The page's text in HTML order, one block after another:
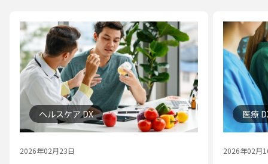
ヘルスケア DX
2026年02月23日
医療
2026年02月